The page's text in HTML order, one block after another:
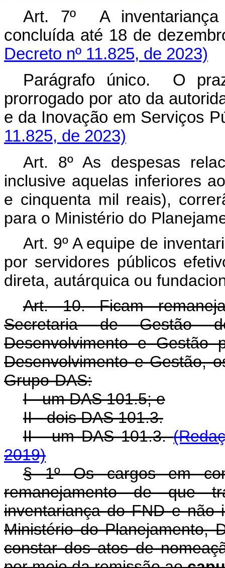
Art. 7º A
concluída até 18 de
Decreto nº 11.825, de 2023)
Parágrafo único. O
prorrogado por ato da
e da Inovação em
11.825, de 2023)
Art. 8º As despesas
inclusive aquelas inferiores
e cinquenta mil reais),
para o Ministério do
Art. 9º A equipe de
por servidores públicos
direta, autárquica ou
Art. 10. Ficam
Secretaria de Gestão
Desenvolvimento e Gestão
Desenvolvimento e Gestão,
Grupo-DAS:
I - um DAS 101.5; e
II - dois DAS 101.3.
II - um DAS 101.3.
2019)
§ 1º Os cargos em
remanejamento de
inventariança do FND e não
Ministério do Planejamento,
constar dos atos de